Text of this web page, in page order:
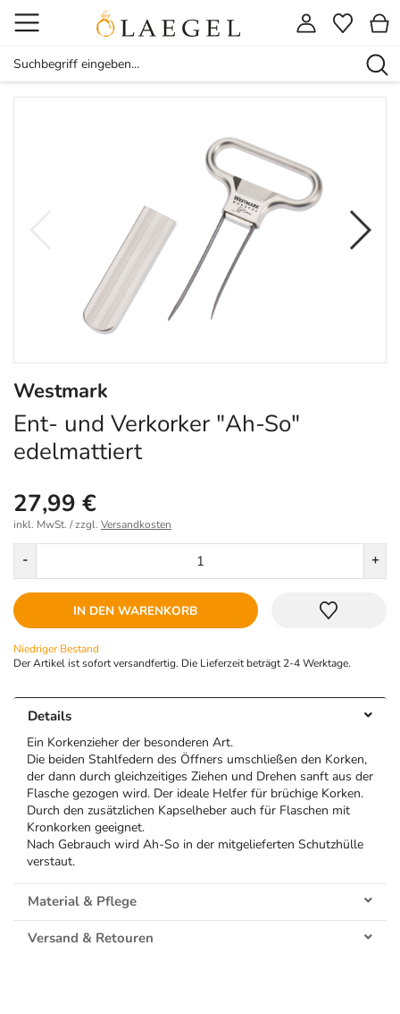
Westmark
Ent- und Verkorker "Ah-So"
edelmattiert
27,99 €
inkl. MwSt. / zzgl. Versandkosten
- +
IN DEN WARENKORB
Niedriger Bestand
Der Artikel ist sofort versandfertig. Die Lieferzeit beträgt 2-4 Werktage.
Details
Ein Korkenzieher der besonderen Art.
Die beiden Stahlfedern des Öffners umschließen den Korken,
der dann durch gleichzeitiges Ziehen und Drehen sanft aus der
Flasche gezogen wird. Der ideale Helfer für brüchige Korken.
Durch den zusätzlichen Kapselheber auch für Flaschen mit
Kronkorken geeignet.
Nach Gebrauch wird Ah-So in der mitgelieferten Schutzhülle
verstaut.
Material & Pflege
Versand & Retouren